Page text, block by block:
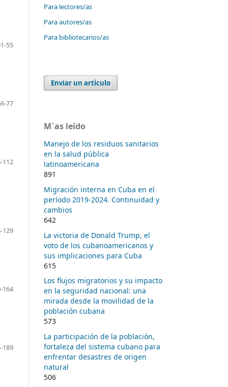
55
77
112
129
164
189
Para lectores/as
Para autores/as
Para bibliotecarios/as
Enviar un artículo
M´as leído
Manejo de los residuos sanitarios
en la salud pública
latinoamericana
891
Migración interna en Cuba en el
período 2019-2024. Continuidad y
cambios
642
La victoria de Donald Trump, el
voto de los cubanoamericanos y
sus implicaciones para Cuba
615
Los flujos migratorios y su impacto
en la seguridad nacional: una
mirada desde la movilidad de la
población cubana
573
La participación de la población,
fortaleza del sistema cubano para
enfrentar desastres de origen
natural
506